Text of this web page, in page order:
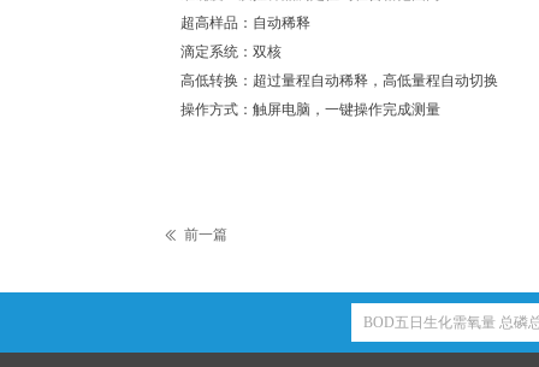
超高样品：自动稀释
滴定系统：双核
高低转换：超过量程自动稀释，高低量程自动切换
操作方式：触屏电脑，一键操作完成测量
ꅃ 前一篇